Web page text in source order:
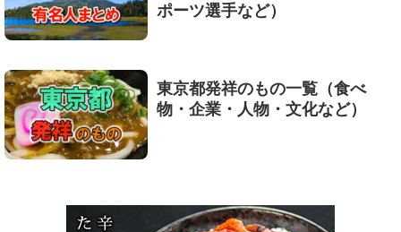
ポーツ選手など）
東京都発祥のもの一覧（食べ
物・企業・人物・文化など）